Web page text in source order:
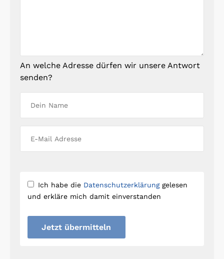
An welche Adresse dürfen wir unsere Antwort
senden?
Ich habe die Datenschutzerklärunggelesen
und erkläre mich damit einverstanden
Jetzt übermitteln